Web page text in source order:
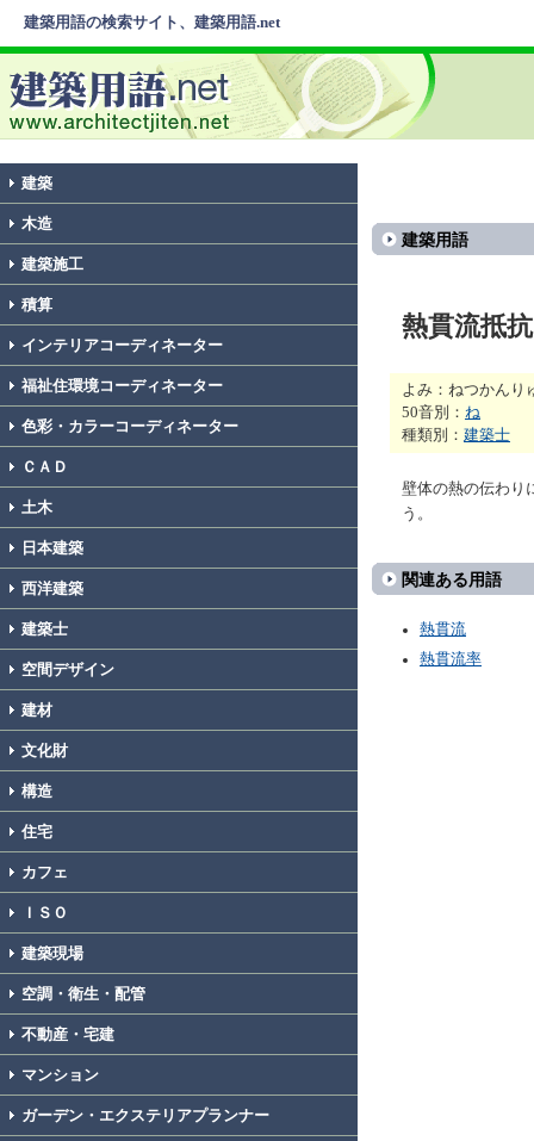
建築用語の検索サイト、建築用語.net
建築
木造
建築施工
積算
インテリアコーディネーター
福祉住環境コーディネーター
色彩・カラーコーディネーター
ＣＡＤ
土木
日本建築
西洋建築
建築士
空間デザイン
建材
文化財
構造
住宅
カフェ
ＩＳＯ
建築現場
空調・衛生・配管
不動産・宅建
マンション
ガーデン・エクステリアプランナー
建築用語
熱貫流抵抗
よみ：ねつかんり
50音別： ね
種類別： 建築士
壁体の熱の伝わり
う。
関連ある用語
熱貫流
熱貫流率